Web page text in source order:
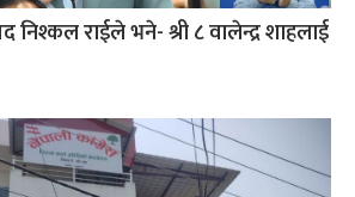
राईले भने- श्री ८ वालेन्द्र शाहलाई